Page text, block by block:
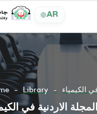
AR
Library الكيمياء
المجلة الاردنية في